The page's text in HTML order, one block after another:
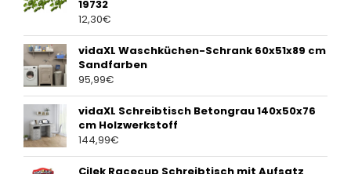
19732
12,30€
vidaXL Waschküchen-Schrank 60x51x89 cm
Sandfarben
95,99€
vidaXL Schreibtisch Betongrau 140x50x76
cm Holzwerkstoff
144,99€
Cilek Racecup Schreibtisch mit Aufsatz